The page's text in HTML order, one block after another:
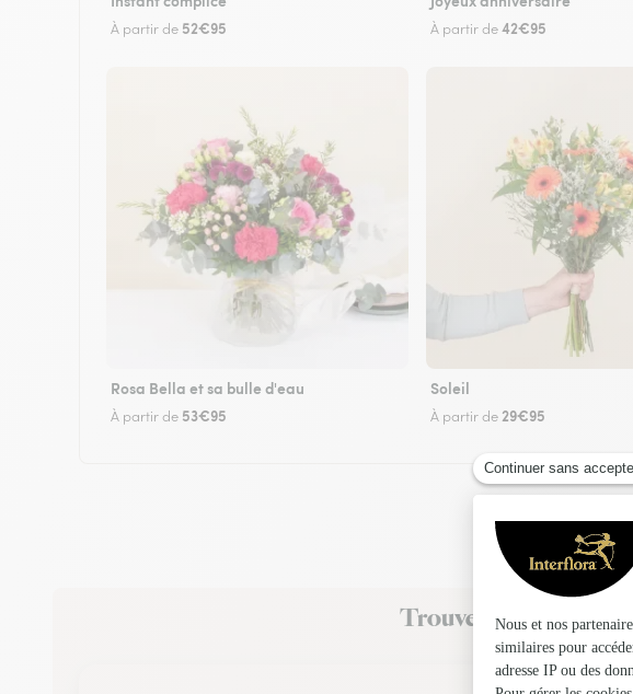
À partir de 52€95 À partir de42€95
Rosa Bella et sa bulle d'eau
À partir de 53€95
Soleil
À partir de 29€95
Trouvez un fleuriste